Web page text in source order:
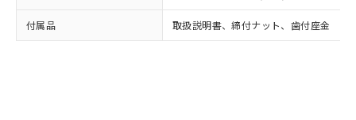
付属品 取扱説明書、締付ナット、歯付座金
マイパーツ機能（部品リスト作成サー
ビス）をご利用いただくには、I-Web
メンバーズにご登録されている必要が
部品在庫の切り替え状況などにより、予定
月が前後することがあります。
「10」：通常の使用状況下において有害物
質が外部に漏えいし、環境に深刻な影響を
及ぼさない年数を意味します。
販売先および販売に係わる関係者が違
法に輸出するおそれがある場合は、取
り引きをいたしません。
受注生産機種、また在庫状況の
情報を公開していない機種